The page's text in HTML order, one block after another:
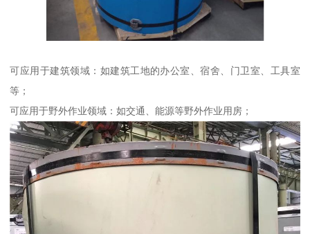
可应用于建筑领域：如建筑工地的办公室、宿舍、门卫室、工具室
等；
可应用于野外作业领域：如交通、能源等野外作业用房；